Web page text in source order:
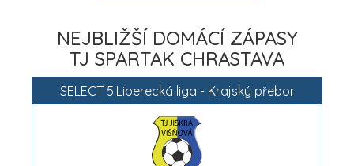
NEJBLIŽŠÍ DOMÁCÍ ZÁPASY
TJ SPARTAK CHRASTAVA
SELECT 5.Liberecká liga - Krajský přebor